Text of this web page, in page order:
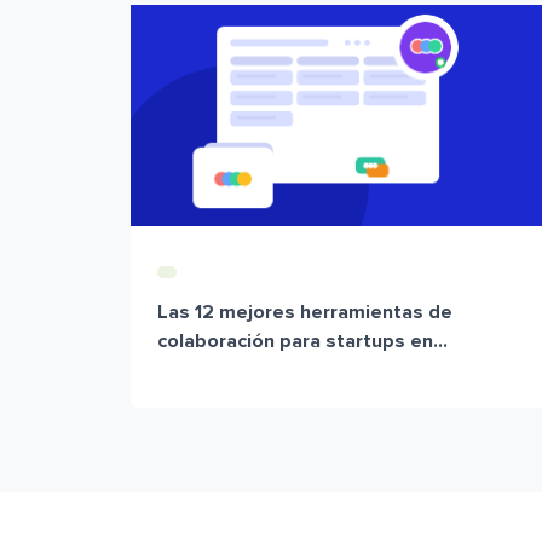
Las 12 mejores herramientas de
colaboración para startups en...